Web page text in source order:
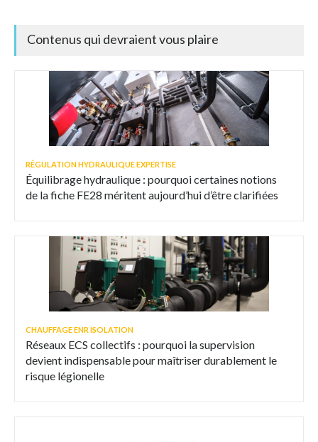
Contenus qui devraient vous plaire
RÉGULATION HYDRAULIQUE EXPERTISE
Équilibrage hydraulique : pourquoi certaines notions
de la fiche FE28 méritent aujourd’hui d’être clarifiées
CHAUFFAGE ENR ISOLATION
Réseaux ECS collectifs : pourquoi la supervision
devient indispensable pour maîtriser durablement le
risque légionelle